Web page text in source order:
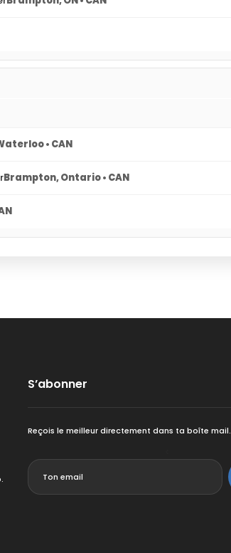
• CAN
Brampton, Ontario • CAN
S’abonner
Reçois le meilleur directement dans ta boîte mail.